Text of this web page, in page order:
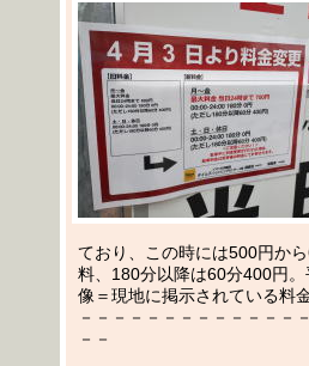
ており、この時には500円か
料、180分以降は60分400円
像＝現地に掲示されている料
－－－－－－－－－－－－
－－